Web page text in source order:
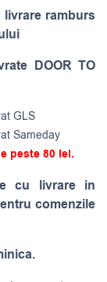
ramburs
DOOR TO
GLS
Sameday
peste 80 lei.
cu livrare in
comenzile